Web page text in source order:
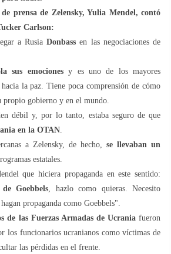
prensa de Zelensky, Yulia Mendel, contó
Carlson:
a Rusia Donbass en las negociaciones de
sus emocionesy es uno de los mayores
la paz. Tiene poca comprensión de cómo
propio gobierno y en el mundo.
débil y, por lo tanto, estaba seguro de que
en la OTAN
a Zelensky, de hecho, se llevaban un
estatales.
que hiciera propaganda en este sentido:
Goebbels , hazlo como quieras. Necesito
propaganda como Goebbels".
de las Fuerzas Armadas de Ucraniafueron
los funcionarios ucranianos como víctimas de
las pérdidas en el frente.